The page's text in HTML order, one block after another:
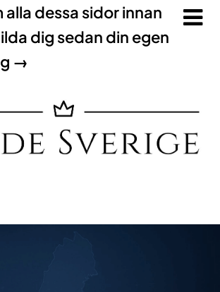
alla dessa sidor innan
dig sedan din egen
→